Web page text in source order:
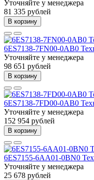
Уточняйте у менеджера
81 335 рублей
В корзину
6ES7138-7FN00-0AB0
Уточняйте у менеджера
98 651 рублей
В корзину
6ES7138-7FD00-0AB0
Уточняйте у менеджера
152 954 рублей
В корзину
6ES7155-6AA01-0BN0
Уточняйте у менеджера
25 678 рублей